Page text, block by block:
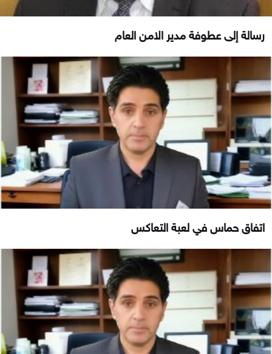
رسالة إلى عطوفة مدير الامن العام
اتفاق حماس في لعبة التعاكس